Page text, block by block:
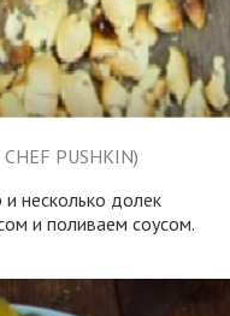
PUSHKIN)
несколько долек
и поливаем соусом.